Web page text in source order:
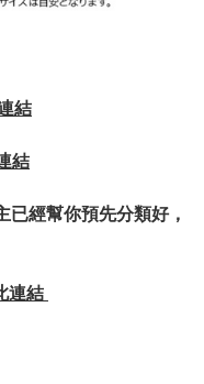
結
結
經幫你預先分類好，
連結